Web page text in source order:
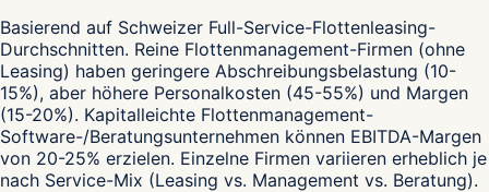
Basierend auf Schweizer Full-Service-Flottenleasing-
Durchschnitten. Reine Flottenmanagement-Firmen (ohne
Leasing) haben geringere Abschreibungsbelastung (10-
15%), aber höhere Personalkosten (45-55%) und Margen
(15-20%). Kapitalleichte Flottenmanagement-
Software-/Beratungsunternehmen können EBITDA-Margen
von 20-25% erzielen. Einzelne Firmen variieren erheblich je
nach Service-Mix (Leasing vs. Management vs. Beratung).